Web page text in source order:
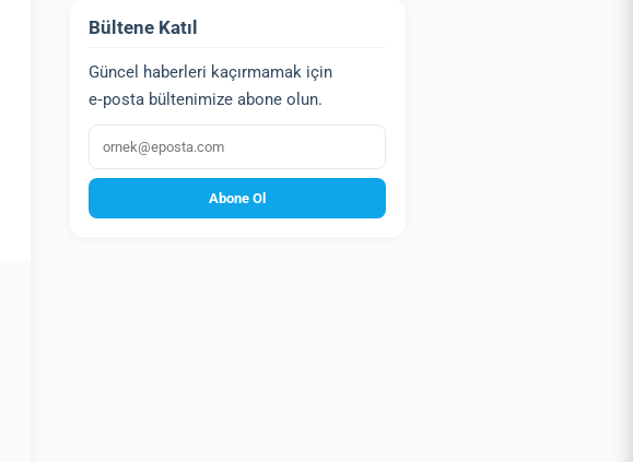
Bültene Katıl
Güncel haberleri kaçırmamak için
e‑posta bültenimize abone olun.
E‑posta
Abone Ol